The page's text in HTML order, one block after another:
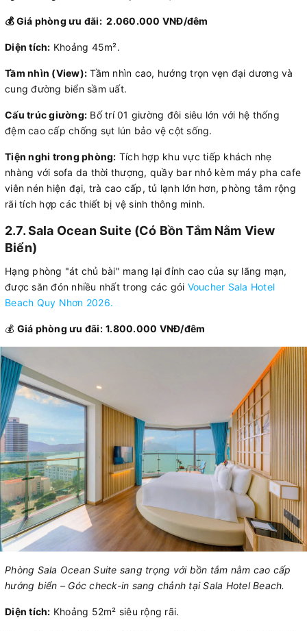
💰 Giá phòng ưu đãi: 2.060.000 VNĐ/đêm
Diện tích: Khoảng 45m².
Tầm nhìn (View): Tầm nhìn cao, hướng trọn vẹn đại dương và
cung đường biển sầm uất.
Cấu trúc giường: Bố trí 01 giường đôi siêu lớn với hệ thống
đệm cao cấp chống sụt lún bảo vệ cột sống.
Tiện nghi trong phòng: Tích hợp khu vực tiếp khách nhẹ
nhàng với sofa da thời thượng, quầy bar nhỏ kèm máy pha cafe
viên nén hiện đại, trà cao cấp, tủ lạnh lớn hơn, phòng tắm rộng
rãi tích hợp các thiết bị vệ sinh thông minh.
2.7. Sala Ocean Suite (Có Bồn Tắm Nằm View
Biển)
Hạng phòng "át chủ bài" mang lại đỉnh cao của sự lãng mạn,
được săn đón nhiều nhất trong các gói Voucher Sala Hotel
Beach Quy Nhơn 2026.
💰 Giá phòng ưu đãi: 1.800.000 VNĐ/đêm
Phòng Sala Ocean Suite sang trọng với bồn tắm nằm cao cấp
hướng biển – Góc check-in sang chảnh tại Sala Hotel Beach.
Diện tích: Khoảng 52m² siêu rộng rãi.